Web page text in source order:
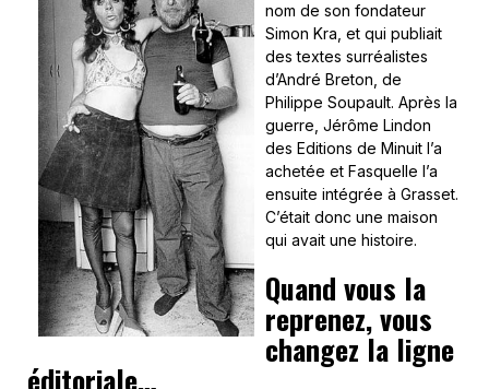
nom de son fondateur
Simon Kra, et qui publiait
des textes surréalistes
d’André Breton, de
Philippe Soupault. Après la
guerre, Jérôme Lindon
des Editions de Minuit l’a
achetée et Fasquelle l’a
ensuite intégrée à Grasset.
C’était donc une maison
qui avait une histoire.
Quand vous la
reprenez, vous
changez la ligne
éditoriale…